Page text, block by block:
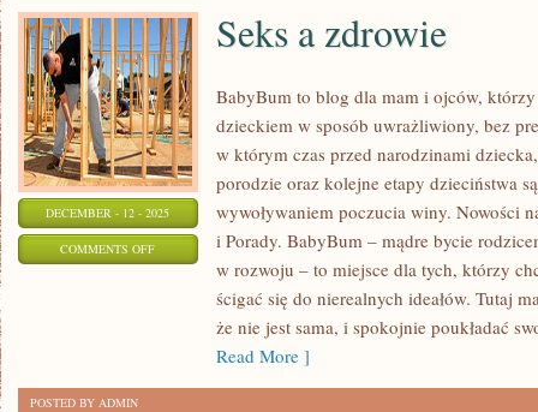
DECEMBER - 12 - 2025
COMMENTS OFFON
Seks a zdrowie
BabyBum to blog dla mam i ojców,
dzieckiem w sposób uwrażliwiony, bez
w którym czas przed narodzinami
porodzie oraz kolejne etapy dzieciństwa
wywoływaniem poczucia winy. Nowości
i Porady. BabyBum – mądre bycie
w rozwoju – to miejsce dla tych, którzy
ścigać się do nierealnych ideałów. Tutaj
że nie jest sama, i spokojnie poukładać
Read More ]
POSTED BY ADMIN